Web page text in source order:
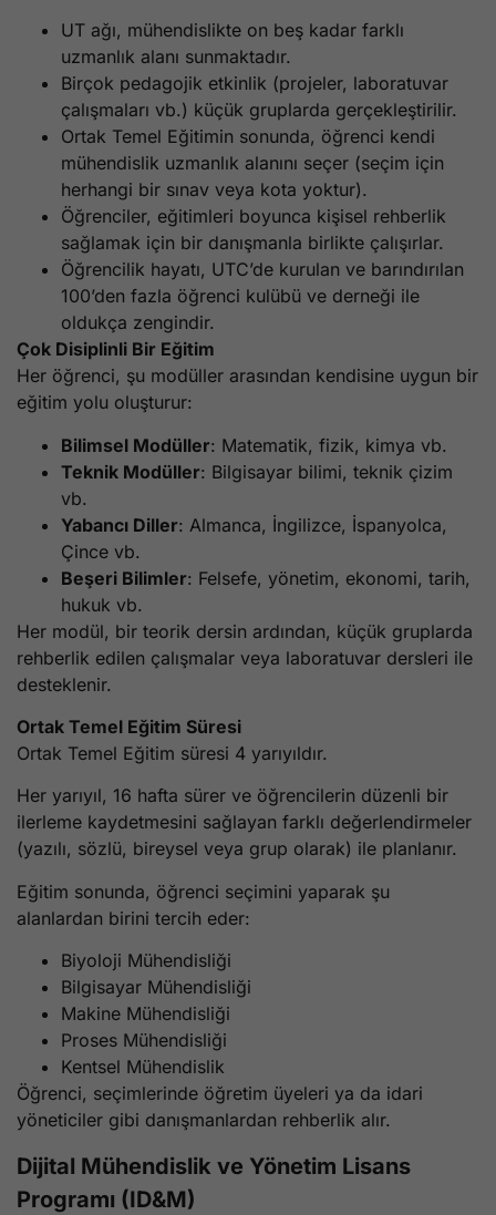
UT ağı, mühendislikte on beş kadar farklı
uzmanlık alanı sunmaktadır.
Birçok pedagojik etkinlik (projeler, laboratuvar
çalışmaları vb.) küçük gruplarda gerçekleştirilir.
Ortak Temel Eğitimin sonunda, öğrenci kendi
mühendislik uzmanlık alanını seçer (seçim için
herhangi bir sınav veya kota yoktur).
Öğrenciler, eğitimleri boyunca kişisel rehberlik
sağlamak için bir danışmanla birlikte çalışırlar.
Öğrencilik hayatı, UTC’de kurulan ve barındırılan
100’den fazla öğrenci kulübü ve derneği ile
oldukça zengindir.
Çok Disiplinli Bir Eğitim
Her öğrenci, şu modüller arasından kendisine uygun bir
eğitim yolu oluşturur:
Bilimsel Modüller: Matematik, fizik, kimya vb.
Teknik Modüller: Bilgisayar bilimi, teknik çizim
vb.
Yabancı Diller: Almanca, İngilizce, İspanyolca,
Çince vb.
Beşeri Bilimler: Felsefe, yönetim, ekonomi, tarih,
hukuk vb.
Her modül, bir teorik dersin ardından, küçük gruplarda
rehberlik edilen çalışmalar veya laboratuvar dersleri ile
desteklenir.
Ortak Temel Eğitim Süresi
Ortak Temel Eğitim süresi 4 yarıyıldır.
Her yarıyıl, 16 hafta sürer ve öğrencilerin düzenli bir
ilerleme kaydetmesini sağlayan farklı değerlendirmeler
(yazılı, sözlü, bireysel veya grup olarak) ile planlanır.
Eğitim sonunda, öğrenci seçimini yaparak şu
alanlardan birini tercih eder:
Biyoloji Mühendisliği
Bilgisayar Mühendisliği
Makine Mühendisliği
Proses Mühendisliği
Kentsel Mühendislik
Öğrenci, seçimlerinde öğretim üyeleri ya da idari
yöneticiler gibi danışmanlardan rehberlik alır.
Dijital Mühendislik ve Yönetim Lisans
Programı (ID&M)